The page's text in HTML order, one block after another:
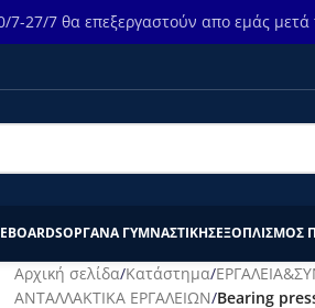
27/7 θα επεξεργαστούν απο εμάς μετά
ΟΡΓΑΝΑ ΓΥΜΝΑΣΤΙΚΗΣΕΞΟΠΛΙΣΜΟΣ
Αρχική σελίδα/Κατάστημα/
ΑΝΤΑΛΛΑΚΤΙΚΑ ΕΡΓΑΛΕΙΩΝ/Bearing